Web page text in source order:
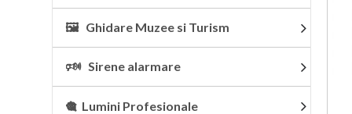
🖼 Ghidare Muzee si Turism
🕬 Sirene alarmare
🎕 Lumini Profesionale